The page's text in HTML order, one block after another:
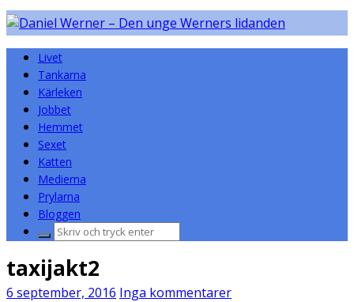
Livet
Tankarna
Kärleken
Jobbet
Hemmet
Sexet
Katten
Medierna
Prylarna
Bloggen
Sök
taxijakt2
6 september, 2016 Inga kommentarer